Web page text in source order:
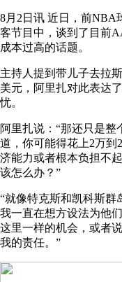
8月2日讯 近日，前NBA
客节目中，谈到了目前
成本过高的话题。
主持人提到带儿子去拉
美元，阿里扎对此表达
忧。
阿里扎说：“那还只是
道，你可能得花上2万到
济能力或者根本负担不
该怎么办？”
“就像特克斯和凯科斯群
我一直在想方设法为他
这里一样的机会，或者
我的责任。”